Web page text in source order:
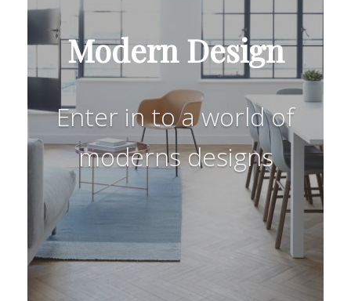
Modern Design
Enter in to a world of
moderns designs